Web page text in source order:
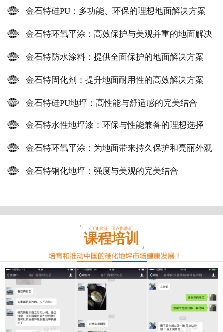
金石特硅PU：多功能、环保的理想地面解决方案
金石特环氧平涂：高效保护与美观并重的地面解决
方案
金石特防水涂料：提供全面保护的地面解决方案
金石特固化剂：提升地面耐用性的高效解决方案
金石特硅PU地坪：高性能与舒适感的完美结合
金石特水性地坪漆：环保与性能兼备的理想选择
金石特环氧平涂：为地面带来持久保护和亮丽外观
金石特钢化地坪：强度与美观的完美结合
课程培训